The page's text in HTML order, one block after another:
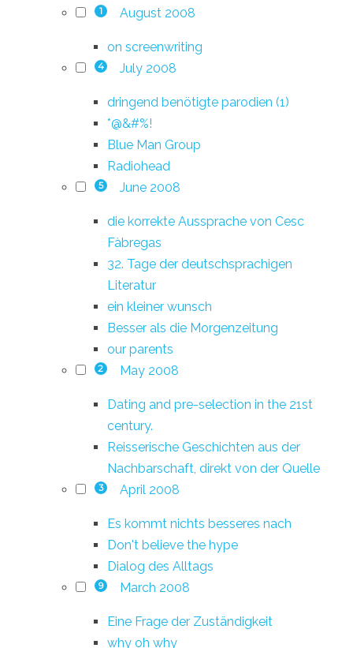
1 August 2008
on screenwriting
4 July 2008
dringend benötigte parodien (1)
*@&#%!
Blue Man Group
Radiohead
5 June 2008
die korrekte Aussprache von Cesc
Fàbregas
32. Tage der deutschsprachigen
Literatur
ein kleiner wunsch
Besser als die Morgenzeitung
our parents
2 May 2008
Dating and pre-selection in the 21st
century.
Reisserische Geschichten aus der
Nachbarschaft, direkt von der Quelle
3 April 2008
Es kommt nichts besseres nach
Don't believe the hype
Dialog des Alltags
9 March 2008
Eine Frage der Zuständigkeit
why oh why